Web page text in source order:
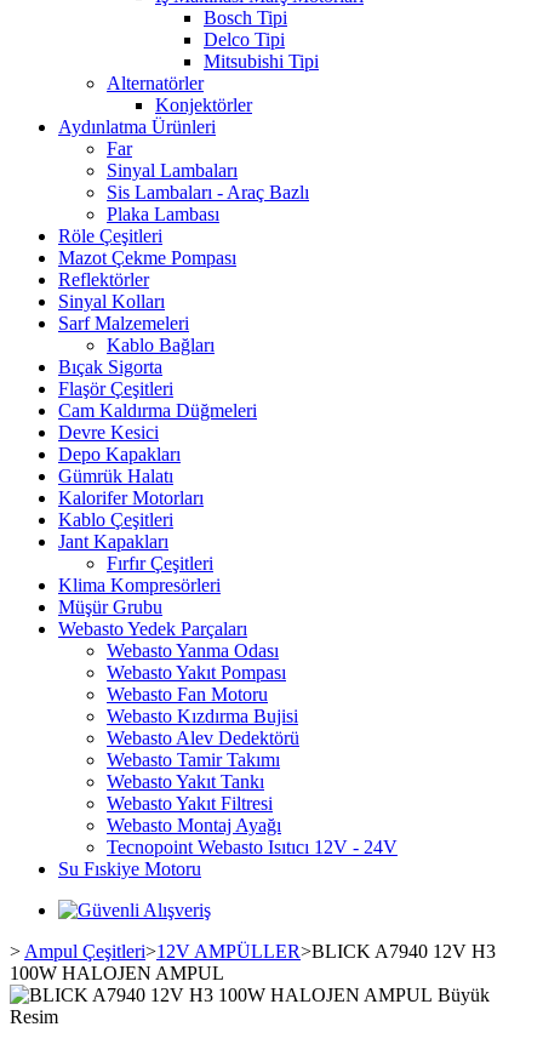
Bosch Tipi
Delco Tipi
Mitsubishi Tipi
Alternatörler
Konjektörler
Aydınlatma Ürünleri
Far
Sinyal Lambaları
Sis Lambaları - Araç Bazlı
Plaka Lambası
Röle Çeşitleri
Mazot Çekme Pompası
Reflektörler
Sinyal Kolları
Sarf Malzemeleri
Kablo Bağları
Bıçak Sigorta
Flaşör Çeşitleri
Cam Kaldırma Düğmeleri
Devre Kesici
Depo Kapakları
Gümrük Halatı
Kalorifer Motorları
Kablo Çeşitleri
Jant Kapakları
Fırfır Çeşitleri
Klima Kompresörleri
Müşür Grubu
Webasto Yedek Parçaları
Webasto Yanma Odası
Webasto Yakıt Pompası
Webasto Fan Motoru
Webasto Kızdırma Bujisi
Webasto Alev Dedektörü
Webasto Tamir Takımı
Webasto Yakıt Tankı
Webasto Yakıt Filtresi
Webasto Montaj Ayağı
Tecnopoint Webasto Isıtıcı 12V - 24V
Su Fıskiye Motoru
> Ampul Çeşitleri>12V AMPÜLLER>BLICK A7940 12V H3
100W HALOJEN AMPUL
Büyük
Resim